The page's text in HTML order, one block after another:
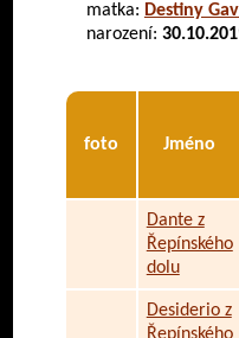
matka: Destiny
narození:
foto Jméno
Dante z
Řepínského
dolu
Desiderio z